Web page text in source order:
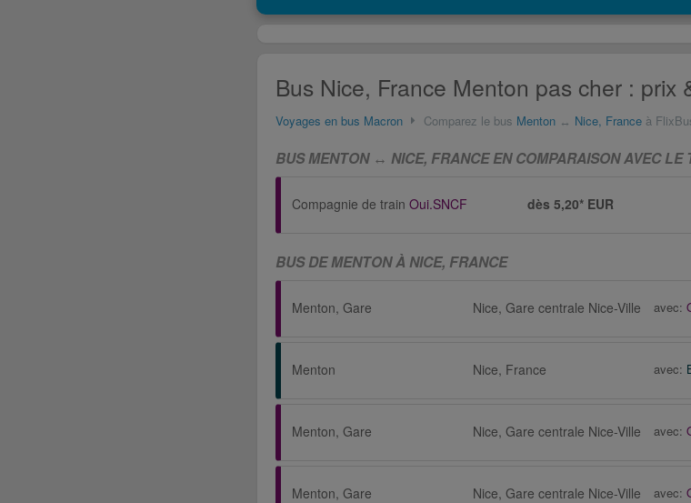
Bus Nice, France Menton pas cher : prix
Voyages en bus Macron Comparez le bus Menton ↔ Nice, France à
BUS MENTON ↔ NICE, FRANCE EN COMPARAISON AVEC LE
Compagnie de train Oui.SNCF dès 5,20* EUR
BUS DE MENTON À NICE, FRANCE
Menton, Gare Nice, Gare centrale Nice-Ville avec:
Menton Nice, France avec:
Menton, Gare Nice, Gare centrale Nice-Ville avec:
Menton, Gare Nice, Gare centrale Nice-Ville avec: